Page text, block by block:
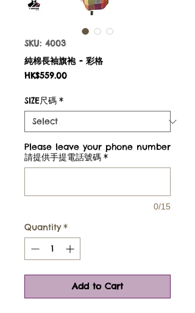
SKU: 4003
純棉長袖旗袍 - 彩格
HK$559.00Price
SIZE尺碼 *
Please leave your phone number
請提供手提電話號碼 *
0/15
Quantity *
Add to Cart